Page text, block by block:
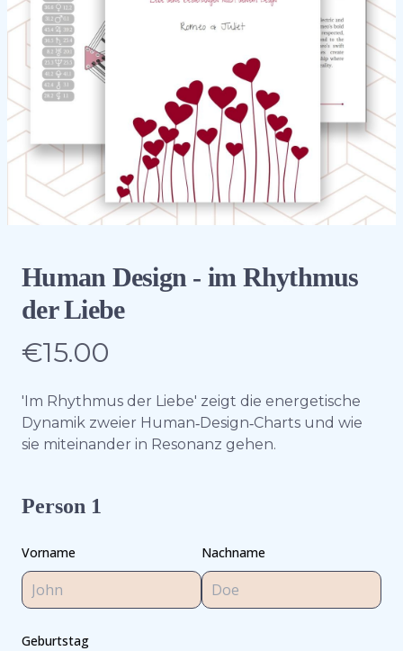
Human Design - im Rhythmus
der Liebe
Product information
€15.00
Description
'Im Rhythmus der Liebe' zeigt die energetische
Dynamik zweier Human‑Design‑Charts und wie
sie miteinander in Resonanz gehen.
Person 1
Vorname Nachname
Geburtstag